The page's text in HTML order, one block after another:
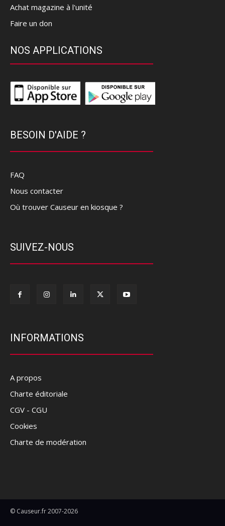
Achat magazine à l'unité
Faire un don
NOS APPLICATIONS
BESOIN D'AIDE ?
FAQ
Nous contacter
Où trouver Causeur en kiosque ?
SUIVEZ-NOUS
INFORMATIONS
A propos
Charte éditoriale
CGV - CGU
Cookies
Charte de modération
© Causeur.fr 2007-2026